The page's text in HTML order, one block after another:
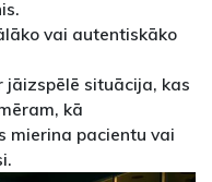
vai autentiskāko
jāizspēlē situācija, kas
kā
mierina pacientu vai